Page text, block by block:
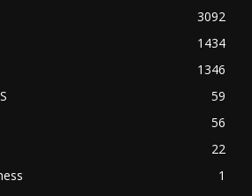
3092
1434
1346
59
56
22
1